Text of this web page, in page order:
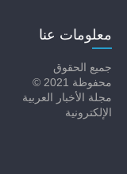
معلومات عنا
جميع الحقوق
محفوظة 2021 ©
مجلة الأخبار العربية
الإلكترونية